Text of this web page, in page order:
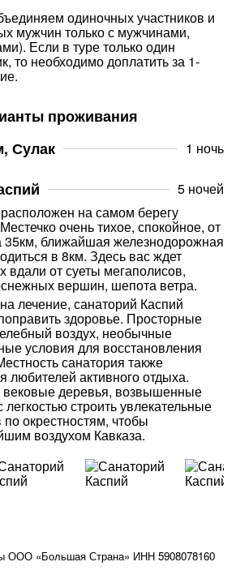
одиночных участников и
мужчин только с мужчинами,
Если в туре только один
то необходимо доплатить за 1-
проживания
Сулак
1 ночь
5 ночей
на самом берегу
очень тихое, спокойное, от
35км, ближайшая железнодорожная
в 8км. Здесь вас ждет
вдали от суеты мегаполисов,
вершин, шепота ветра.
лечение, санаторий Каспий
здоровье. Просторные
воздух, необычные
условия для восстановления
санатория также
любителей активного отдыха.
вековые деревья, возвышенные
строить увлекательные
окрестностям, чтобы
воздухом Кавказа.
ООО «Большая Страна» ИНН 5908078160